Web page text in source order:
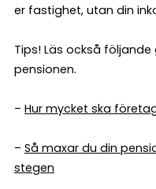
er fastighet, utan din
Tips! Läs också
pensionen.
– Hur mycket ska
– Så maxar du din
stegen